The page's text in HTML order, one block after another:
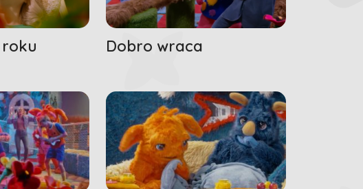
Dobro wraca